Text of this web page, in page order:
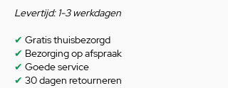
Levertijd: 1-3 werkdagen
✔ Gratis thuisbezorgd
✔ Bezorging op afspraak
✔ Goede service
✔ 30 dagen retourneren